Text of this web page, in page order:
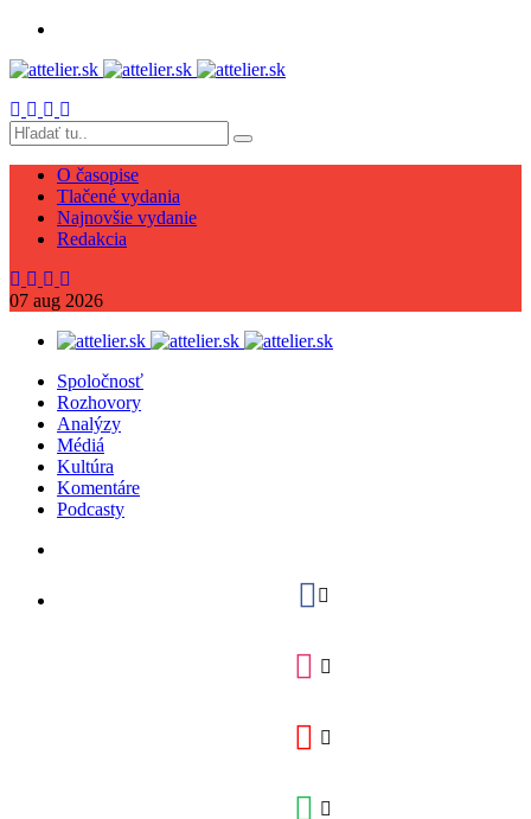
O časopise
Tlačené vydania
Najnovšie vydanie
Redakcia
07 aug 2026
Spoločnosť
Rozhovory
Analýzy
Médiá
Kultúra
Komentáre
Podcasty